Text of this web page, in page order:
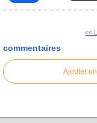
<<
commentaires
Ajouter